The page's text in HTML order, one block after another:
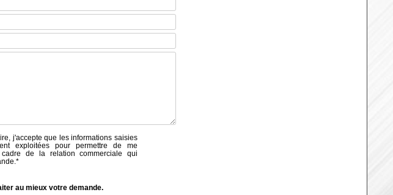
j'accepte que les informations saisies
exploitées pour permettre de me
de la relation commerciale qui
*
au mieux votre demande.